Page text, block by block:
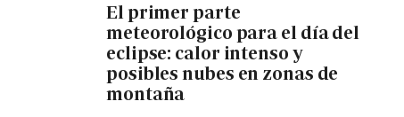
El primer parte
meteorológico para el día del
eclipse: calor intenso y
posibles nubes en zonas de
montaña